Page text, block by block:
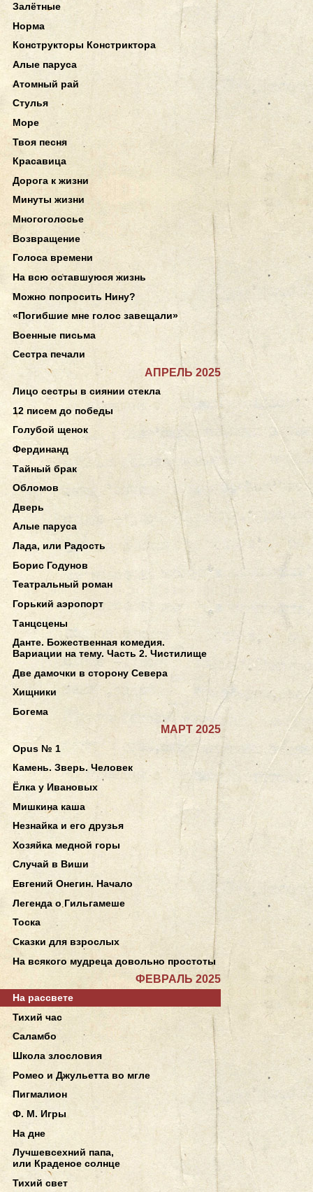
Залётные
Норма
Конструкторы Констриктора
Алые паруса
Атомный рай
Стулья
Море
Твоя песня
Красавица
Дорога к жизни
Минуты жизни
Многоголосье
Возвращение
Голоса времени
На всю оставшуюся жизнь
Можно попросить Нину?
«Погибшие мне голос завещали»
Военные письма
Сестра печали
АПРЕЛЬ 2025
Лицо сестры в сиянии стекла
12 писем до победы
Голубой щенок
Фердинанд
Тайный брак
Обломов
Дверь
Алые паруса
Лада, или Радость
Борис Годунов
Театральный роман
Горький аэропорт
Танцсцены
Данте. Божественная комедия.
Вариации на тему. Часть 2. Чистилище
Две дамочки в сторону Севера
Хищники
Богема
МАРТ 2025
Opus № 1
Камень. Зверь. Человек
Ёлка у Ивановых
Мишкина каша
Незнайка и его друзья
Хозяйка медной горы
Случай в Виши
Евгений Онегин. Начало
Легенда о Гильгамеше
Тоска
Сказки для взрослых
На всякого мудреца довольно простоты
ФЕВРАЛЬ 2025
На рассвете
Тихий час
Саламбо
Школа злословия
Ромео и Джульетта во мгле
Пигмалион
Ф. М. Игры
На дне
Лучшевсехний папа,
или Краденое солнце
Тихий свет